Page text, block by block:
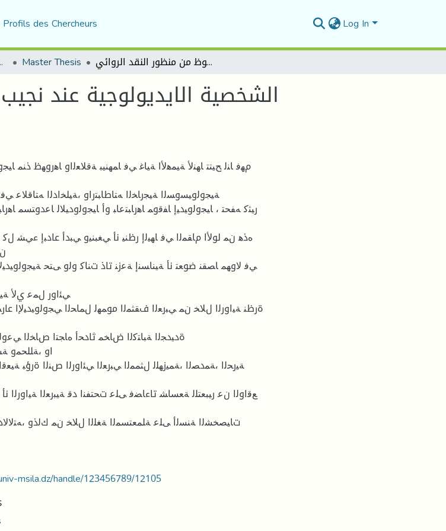
Profils des Chercheurs Log In
and Literature Master Thesis الشخصية الايديولوجية عند نجيب محفوظ من منظور النقد الروائي
الشخصية الايديولوجية عند
مﻬﻓ ﺎﻨﻟ ﺢﯿﺘﺘ ﺎﻬﻨﻷ ﺔﯿﻤﻫﻷا ﺔﯿﺎﻏ ﻲﻓ ﺎﻤﻬﻨﯿﺒ ﺔﻗﻼﻌﻟاو ﺎﻫروﻬظ ذﻨﻤ
رﯿﺜﻛ ﻪﻔﺤﺘ ، ﺎﯿﺠوﻟوﯿدﯿإ ﺎﻔﻗوﻤ ﺎﻫرﺎﺒﺘﻋﺎﺒ وأ ﺎﯿﺠوﻟودﯿﻼﻟ ﺎﻋدوﺘﺴﻤ
ﻩذﻫ نﻤ لوﻷا مﺎﻘﻤﻟا ﻲﻓ ﺎﻬﯿﻟإ رظﻨﯿ نأ ﻲﻐﺒﻨﯿو ﻲﺒدأ عادﺒإ ءﻲﺸ
ﻲﻓ ﻻوﻬﻤ ﺎﺼﻘﻨ ضوﻌﺘ نأ ﺔﯿﻨﺎﺴﻨإ ﺔﻋزﻨ تاذ تﻨﺎﻛ وﻟو ﻰﺘﺤ
ةرظﻨ ﺔﯿاورﻟا لﻼﺨ نﻤ ﻲﺒرﻌﻟا فﻘﺜﻤﻟا موﻤﻬﻟ لﻤﺎﺤﻟا ﻲﺠوﻟوﯿدﯿﻹا
ﻊﻗاوﻟا نﻋ رﯿﺒﻌﺘﻠﻟ ﺔﻌﺴﺎﺸ تاءﺎﻀﻓ ﻰﻠﻋ تﺤﺘﻔﻨا دﻗ ﺔﯿﺒرﻌﻟا ﺔﯿاورﻟا
msila.dz/handle/123456789/12105